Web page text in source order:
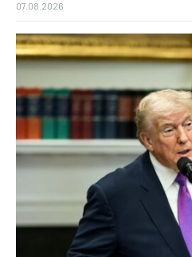
07.08.2026